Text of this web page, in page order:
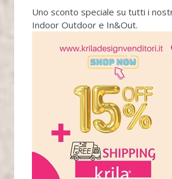
Uno sconto speciale su tutti i
Indoor Outdoor e In&Out.